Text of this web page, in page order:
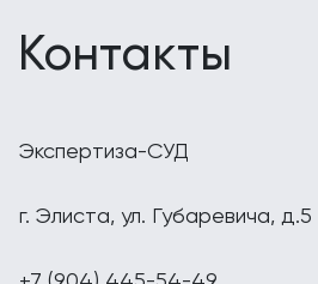
Контакты
Экспертиза-СУД
г. Элиста, ул. Губаревича, д.5